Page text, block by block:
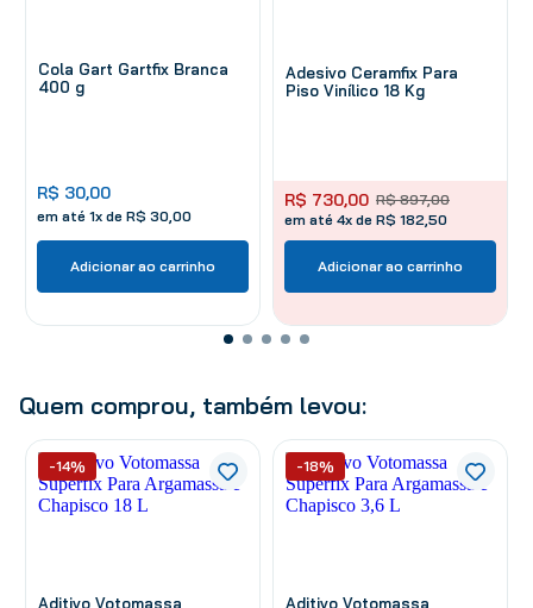
Cola Gart Gartfix Branca
400 g
R$ 30,00
em até 1x de R$ 30 00
Adicionar ao carrinho
Adesivo Ceramfix Para
Piso Vinílico 18 Kg
R$ 897,00
R$ 730,00
em até 4x de R$ 182,50
Adicionar ao carrinho
Quem comprou, também levou:
Aditivo Votomassa
-14%
Aditivo Votomassa
-18%